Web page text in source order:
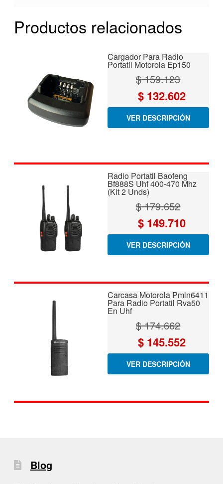
Productos relacionados
Cargador Para Radio
Portatil Motorola Ep150
$159.123
El
precio
original
$132.602El
precio
actual
VER DESCRIPCIÓN
Radio Portatil Baofeng
Bf888S Uhf 400-470 Mhz
(Kit 2 Unds)
$179.652
El
precio
original
$ 179.652.
$149.710El
precio
actual
$
VER DESCRIPCIÓN
Carcasa Motorola Pmln6411
Para Radio Portatil Rva50
En Uhf
$174.662
El
precio
original
$ 174.662.
$145.552El
precio
actual
$
VER DESCRIPCIÓN
Blog